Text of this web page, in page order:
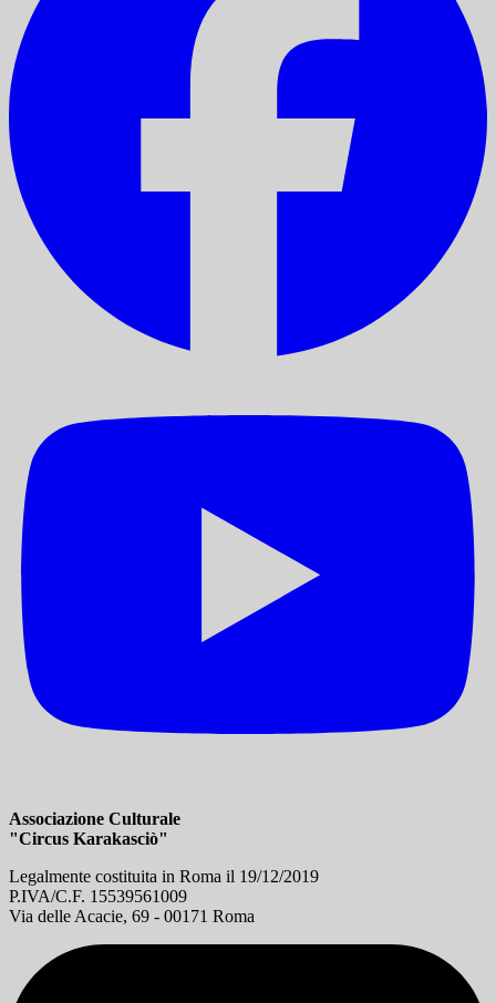
Associazione Culturale
"Circus Karakasciò"
Legalmente costituita in Roma il 19/12/2019
P.IVA/C.F. 15539561009
Via delle Acacie, 69 - 00171 Roma